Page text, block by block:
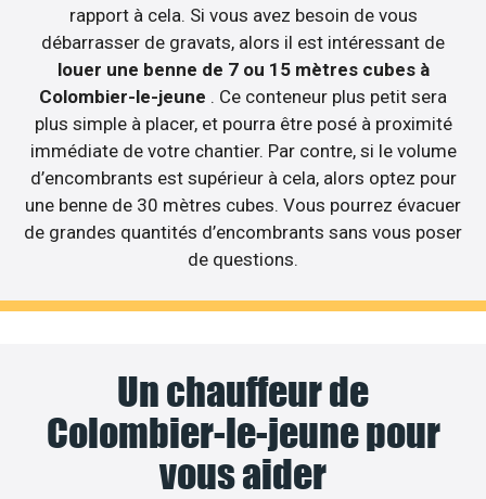
rapport à cela. Si vous avez besoin de vous
débarrasser de gravats, alors il est intéressant de
louer une benne de 7 ou 15 mètres cubes à
Colombier-le-jeune . Ce conteneur plus petit sera
plus simple à placer, et pourra être posé à proximité
immédiate de votre chantier. Par contre, si le volume
d’encombrants est supérieur à cela, alors optez pour
une benne de 30 mètres cubes. Vous pourrez évacuer
de grandes quantités d’encombrants sans vous poser
de questions.
Un chauffeur de
Colombier-le-jeune pour
vous aider